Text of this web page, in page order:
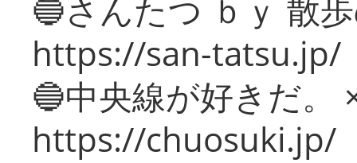
🔵さんたつ ｂｙ 散
https://san-tatsu.jp/
🔵中央線が好きだ。
https://chuosuki.jp/